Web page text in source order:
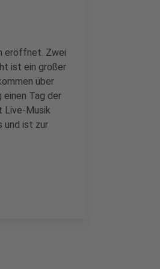
eröffnet. Zwei
ist ein großer
über
einen Tag der
Live-Musik
und ist zur